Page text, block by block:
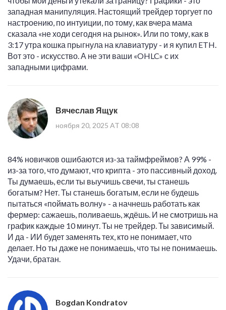
западная манипуляция. Настоящий трейдер торгует по
настроению, по интуиции, по тому, как вчера мама
сказала «не ходи сегодня на рынок». Или по тому, как в
3:17 утра кошка прыгнула на клавиатуру - и я купил ETH.
Вот это - искусство. А не эти ваши «OHLC» с их
западными цифрами.
Вячеслав Ящук
ноября 20, 2025 AT 08:08
84% новичков ошибаются из-за таймфреймов? А 99% -
из-за того, что думают, что крипта - это пассивный доход.
Ты думаешь, если ты выучишь свечи, ты станешь
богатым? Нет. Ты станешь богатым, если не будешь
пытаться «поймать волну» - а начнешь работать как
фермер: сажаешь, поливаешь, ждёшь. И не смотришь на
график каждые 10 минут. Ты не трейдер. Ты зависимый.
И да - ИИ будет заменять тех, кто не понимает, что
делает. Но ты даже не понимаешь, что ты не понимаешь.
Удачи, братан.
Bogdan Kondratov